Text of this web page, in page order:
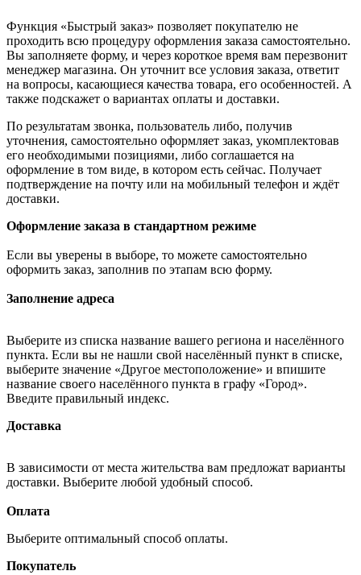
Функция «Быстрый заказ» позволяет покупателю не
проходить всю процедуру оформления заказа самостоятельно.
Вы заполняете форму, и через короткое время вам перезвонит
менеджер магазина. Он уточнит все условия заказа, ответит
на вопросы, касающиеся качества товара, его особенностей. А
также подскажет о вариантах оплаты и доставки.
По результатам звонка, пользователь либо, получив
уточнения, самостоятельно оформляет заказ, укомплектовав
его необходимыми позициями, либо соглашается на
оформление в том виде, в котором есть сейчас. Получает
подтверждение на почту или на мобильный телефон и ждёт
доставки.
Оформление заказа в стандартном режиме
Если вы уверены в выборе, то можете самостоятельно
оформить заказ, заполнив по этапам всю форму.
Заполнение адреса
Выберите из списка название вашего региона и населённого
пункта. Если вы не нашли свой населённый пункт в списке,
выберите значение «Другое местоположение» и впишите
название своего населённого пункта в графу «Город».
Введите правильный индекс.
Доставка
В зависимости от места жительства вам предложат варианты
доставки. Выберите любой удобный способ.
Оплата
Выберите оптимальный способ оплаты.
Покупатель